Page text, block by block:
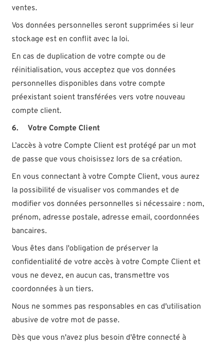
ventes.
Vos données personnelles seront supprimées si leur
stockage est en conflit avec la loi.
En cas de duplication de votre compte ou de
réinitialisation, vous acceptez que vos données
personnelles disponibles dans votre compte
préexistant soient transférées vers votre nouveau
compte client.
6. Votre Compte Client
L’accès à votre Compte Client est protégé par un mot
de passe que vous choisissez lors de sa création.
En vous connectant à votre Compte Client, vous aurez
la possibilité de visualiser vos commandes et de
modifier vos données personnelles si nécessaire : nom,
prénom, adresse postale, adresse email, coordonnées
bancaires.
Vous êtes dans l'obligation de préserver la
confidentialité de votre accès à votre Compte Client et
vous ne devez, en aucun cas, transmettre vos
coordonnées à un tiers.
Nous ne sommes pas responsables en cas d'utilisation
abusive de votre mot de passe.
Dès que vous n'avez plus besoin d'être connecté à